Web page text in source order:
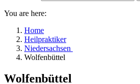
You are here:
Home
Heilpraktiker
Niedersachsen
Wolfenbüttel
Wolfenbüttel